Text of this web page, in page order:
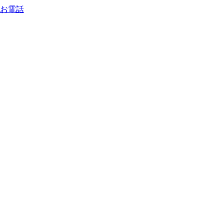
お電話